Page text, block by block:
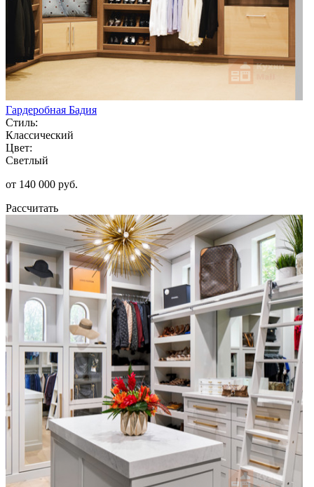
Гардеробная Бадия
Стиль:
Классический
Цвет:
Светлый
от 140 000 руб.
Рассчитать